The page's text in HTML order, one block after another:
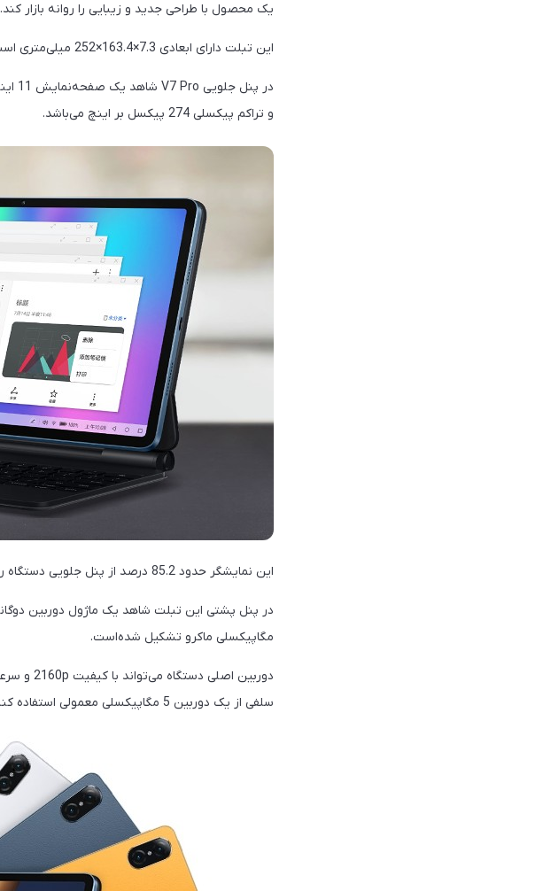
یک محصول با طراحی جدید و زیبایی را روانه بازار کند.
این تبلت دارای ابعادی 7.3×163.4×252 میلی‌متری است همچنین وزن آن به 485 گرم می‌رسد.
و تراکم پیکسلی 274 پیکسل بر اینچ می‌باشد.
این نمایشگر حدود 85.2 درصد از پنل جلویی دستگاه را به خود اختصاص داده است و از نرخ نوسازی 120 هرتزی نیز بهره می‌برد.
مگاپیکسلی ماکرو تشکیل شده‌است.
سلفی از یک دوربین 5 مگاپیکسلی معمولی استفاده کنند.